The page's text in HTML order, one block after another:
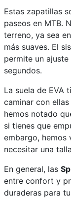
Estas zapatillas
paseos en MTB.
terreno, ya sea
más suaves. El
permite un
segundos.
La suela de EVA
caminar con
hemos notado
si tienes que
embargo, hemos
necesitar una
En general, las
entre confort y
duraderas para